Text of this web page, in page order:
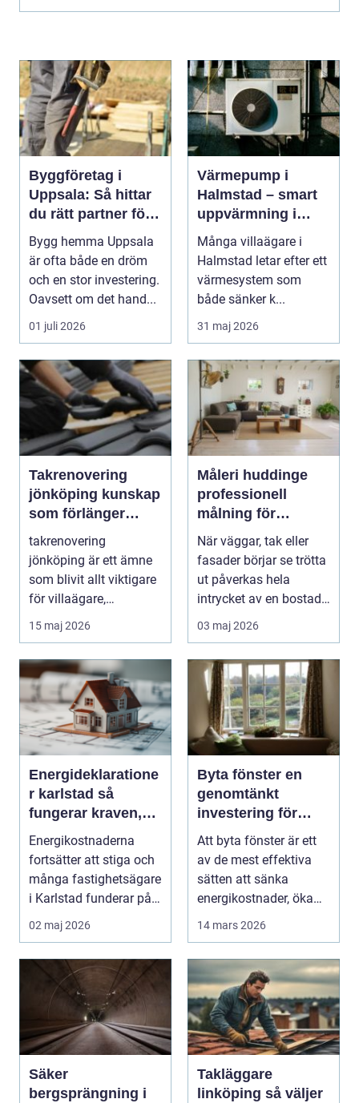
Byggföretag i
Uppsala: Så hittar
du rätt partner för
ditt projekt
Bygg hemma Uppsala
är ofta både en dröm
och en stor investering.
Oavsett om det hand...
01 juli 2026
Värmepump i
Halmstad – smart
uppvärmning i
kustklimat
Många villaägare i
Halmstad letar efter ett
värmesystem som
både sänker k...
31 maj 2026
Takrenovering
jönköping kunskap
som förlänger
takets livslängd
takrenovering
jönköping är ett ämne
som blivit allt viktigare
för villaägare,
bostadsrättsföreningar.
15 maj 2026
Måleri huddinge
professionell
målning för
hållbara och
snygga resultat
När väggar, tak eller
fasader börjar se trötta
ut påverkas hela
intrycket av en bostad
eller fastigh...
03 maj 2026
Energideklaratione
r karlstad så
fungerar kraven,
processen och
nyttan
Energikostnaderna
fortsätter att stiga och
många fastighetsägare
i Karlstad funderar på
hur de kan m...
02 maj 2026
Byta fönster en
genomtänkt
investering för
hem och plånbok
Att byta fönster är ett
av de mest effektiva
sätten att sänka
energikostnader, öka
14 mars 2026
Säker
bergsprängning i
Takläggare
linköping så väljer